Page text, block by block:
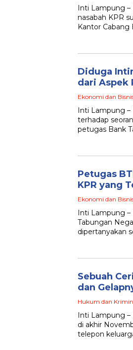
Inti Lampung –
nasabah KPR
Kantor
Diduga
dari Aspek
Ekonomi dan
Inti Lampung –
terhadap
petugas Bank
Petugas
KPR yang
Ekonomi dan
Inti Lampung –
Tabungan
dipertanyakan
Sebuah
dan
Hukum dan
Inti Lampung –
di akhir
telepon